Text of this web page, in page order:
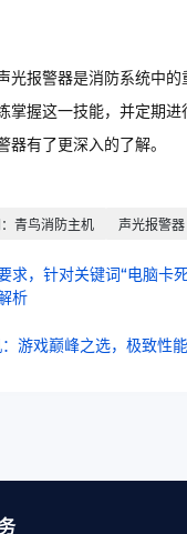
光报警器是消防系统中
掌握这一技能，并定期
器有了更深入的了解。
青鸟消防主机 声光报警器
求，针对关键词“电脑
析
游戏巅峰之选，极致性